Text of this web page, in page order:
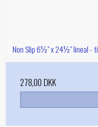
Non Slip 6½" x 24½" lineal -
278,00 DKK